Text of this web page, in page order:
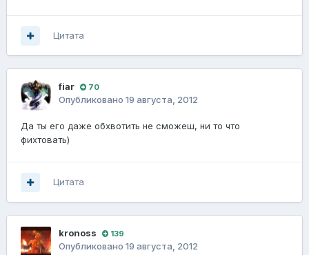
Цитата
fiаr 70
Опубликовано 19 августа, 2012
Да ты его даже обхвотить не сможеш, ни то что
фихтовать)
Цитата
kronoss 139
Опубликовано 19 августа, 2012